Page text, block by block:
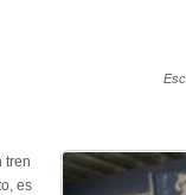
tren
es